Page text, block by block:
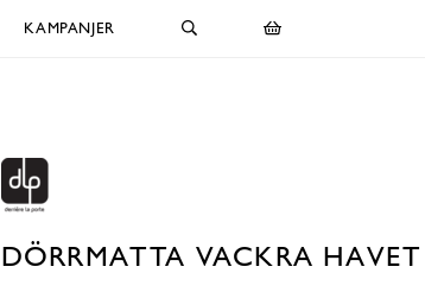
KAMPANJER
DÖRRMATTA VACKRA HAVET